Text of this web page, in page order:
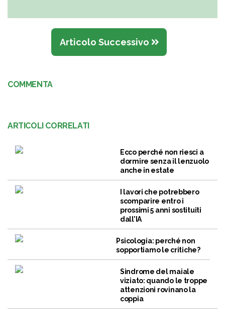
Articolo Successivo
COMMENTA
ARTICOLI CORRELATI
Ecco perché non riesci a
dormire senza il lenzuolo
anche in estate
I lavori che potrebbero
scomparire entro i
prossimi 5 anni sostituiti
dall’IA
Psicologia: perché non
sopportiamo le critiche?
Sindrome del maiale
viziato: quando le troppe
attenzioni rovinano la
coppia